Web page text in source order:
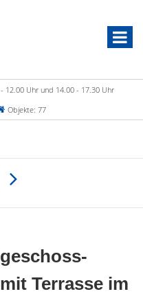
12.00 Uhr und 14.00 - 17.30 Uhr
Objekte: 77
Terrasse im